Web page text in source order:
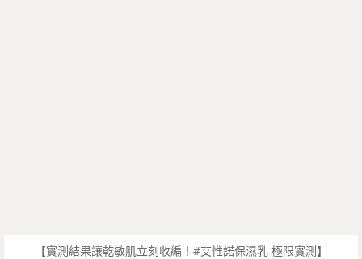
【實測結果讓乾敏肌立刻收編！#艾惟諾保濕乳 極限實測】